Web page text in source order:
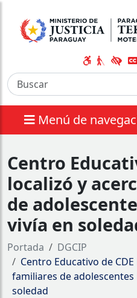
Menú de
Centro
localizó y
de
vivía en
Portada
DGCIP
Centro Educativo de
familiares de
soledad